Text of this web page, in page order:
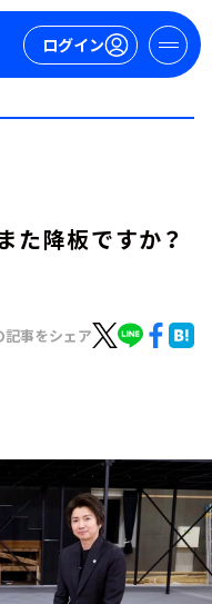
ログイン
た降板ですか？
記事をシェア